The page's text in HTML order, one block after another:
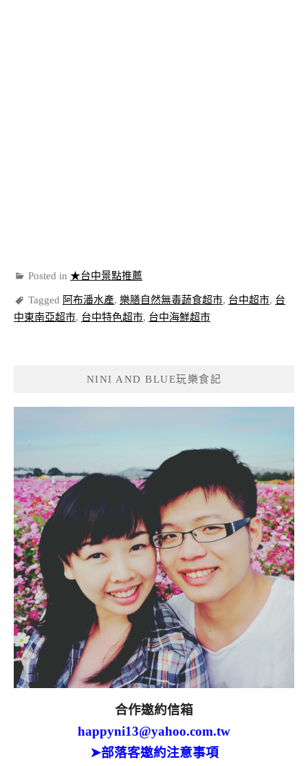
Posted in ★台中景點推薦
Tagged 阿布潘水產, 樂膳自然無毒蔬食超市, 台中超市, 台
中東南亞超市, 台中特色超市, 台中海鮮超市
NINI AND BLUE玩樂食記
合作邀約信箱
happyni13@yahoo.com.tw
➤部落客邀約注意事項